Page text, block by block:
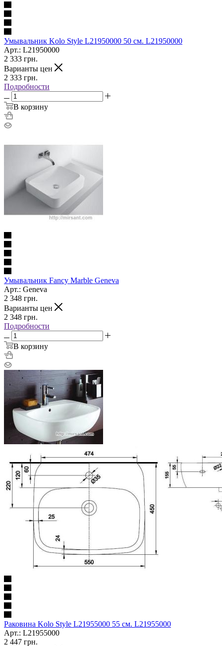
Умывальник Kolo Style L21950000 50 см. L21950000
Арт.: L21950000
2 333 грн.
Варианты цен
2 333 грн.
Подробности
В корзину
Умывальник Fancy Marble Geneva
Арт.: Geneva
2 348 грн.
Варианты цен
2 348 грн.
Подробности
В корзину
Раковина Kolo Style L21955000 55 см. L21955000
Арт.: L21955000
2 447 грн.